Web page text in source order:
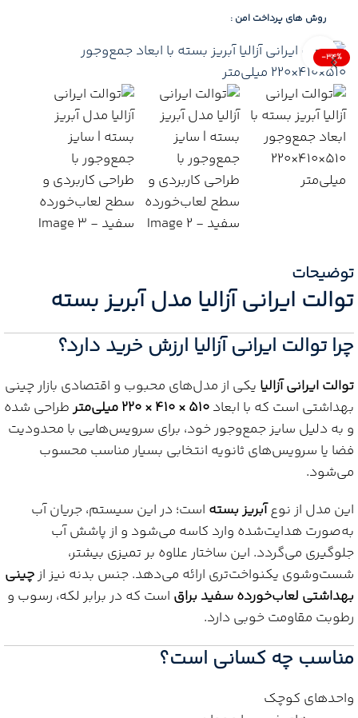
-34%
Click to enlarge
روش های پرداخت امن :
توضیحات
توالت ایرانی آزالیا مدل آبریز بسته
چرا توالت ایرانی آزالیا ارزش خرید دارد؟
توالت ایرانی آزالیا یکی از مدل‌های محبوب و اقتصادی بازار چینی
بهداشتی است که با ابعاد۵۱۰ × ۴۱۰ × ۲۲۰ میلی‌متر
طراحی شده
و به دلیل سایز جمع‌وجور خود، برای سرویس‌هایی با محدودیت
فضا یا سرویس‌های ثانویه انتخابی بسیار مناسب محسوب
می‌شود.
این مدل از نوعآبریز بسته است؛ در این سیستم، جریان آب
به‌صورت هدایت‌شده وارد کاسه می‌شود و از پاشش آب
جلوگیری می‌گردد. این ساختار علاوه بر تمیزی بیشتر،
شست‌وشوی یکنواخت‌تری ارائه می‌دهد. جنس بدنه نیز ازچینی
بهداشتی لعاب‌خورده سفید براق است که در برابر لکه، رسوب و
رطوبت مقاومت خوبی دارد.
مناسب چه کسانی است؟
واحدهای کوچک